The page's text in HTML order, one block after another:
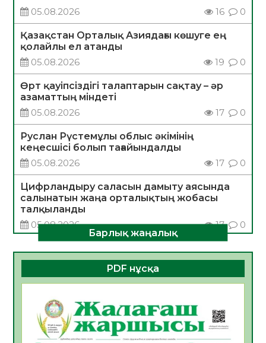
05.08.2026
16 0
Қазақстан Орталық Азиядағы көшуге ең
қолайлы ел атанды
05.08.2026
19 0
Өрт қауіпсіздігі талаптарын сақтау – әр
азаматтың міндеті
05.08.2026
17 0
Руслан Рүстемұлы облыс әкімінің
кеңесшісі болып тағайындалды
05.08.2026
17 0
Цифрландыру саласын дамыту аясында
салынатын жаңа орталықтың жобасы
талқыланды
05.08.2026
17 0
құралдарының таныстырылымы өтті
05.08.2026
18 0
Қазақстандықтардың 72,3%-ы жаңа
Құрылтай үшін дауыс беруге дайын
05.08.2026
19
Барлық жаңалық
PDF нұсқа